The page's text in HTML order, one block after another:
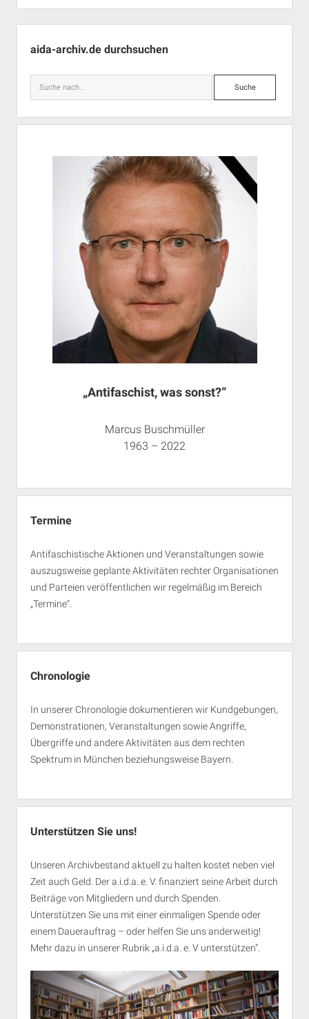
aida-archiv.de durchsuchen
Suche
„Antifaschist, was sonst?“
Marcus Buschmüller
1963 – 2022
Termine
Antifaschistische Aktionen und Veranstaltungen sowie
auszugsweise geplante Aktivitäten rechter Organisationen
und Parteien veröffentlichen wir regelmäßig im Bereich
„Termine“.
Chronologie
In unserer Chronologie dokumentieren wir Kundgebungen,
Demonstrationen, Veranstaltungen sowie Angriffe,
Übergriffe und andere Aktivitäten aus dem rechten
Spektrum in München beziehungsweise Bayern.
Unterstützen Sie uns!
Unseren Archivbestand aktuell zu halten kostet neben viel
Zeit auch Geld. Der a.i.d.a. e. V. finanziert seine Arbeit durch
Beiträge von Mitgliedern und durch Spenden.
Unterstützen Sie uns mit einer einmaligen Spende oder
einem Dauerauftrag – oder helfen Sie uns anderweitig!
Mehr dazu in unserer Rubrik „a.i.d.a. e. V unterstützen“.